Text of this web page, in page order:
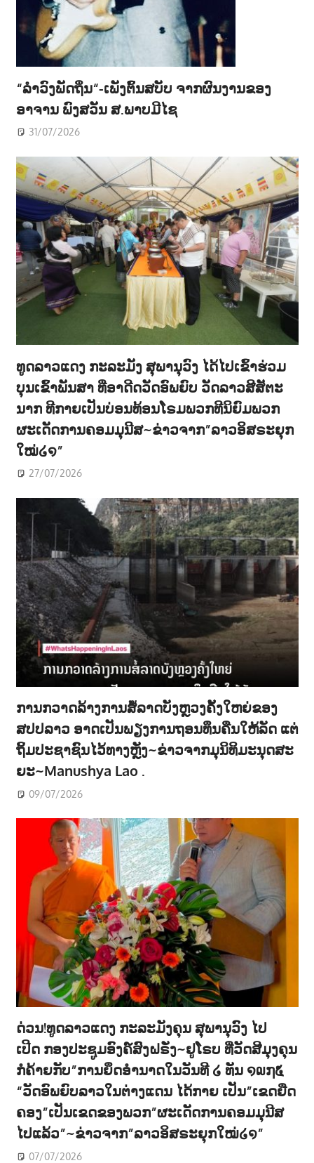
“ລຳວົງພັດຖິ່ນ“-ເພັງຕົ້ນສບັບ ຈາກຜົນງານຂອງ
ອາຈານ ພົງສວັນ ສ.ພາບມີໄຊ
31/07/2026
ທູດລາວແດງ ກະລະມັງ ສຸພານຸວົງ ໄດ້ໄປເຂົ້າຮ່ວມ
ບຸນເຂົ້າພັນສາ ທີ່ອາດີດວັດອົພຍົບ ວັດລາວສີສັຕະ
ນາກ ທີກາຍເປັນບ່ອນທ້ອນໂຣມພວກທີນິຍົມພວກ
ຜະເດັດການຄອມມຸນີສ~ຂ່າວຈາກ”ລາວອິສຣະຍຸກ
ໃໝ່໒໑”
27/07/2026
ການກວາດລ້າງການສໍ້ລາດບັງຫຼວງຄັ້ງໃຫຍ່ຂອງ
ສປປລາວ ອາດເປັນພຽງການຖອນທຶນຄືນໃຫ້ລັດ ແຕ່
ຖິ້ມປະຊາຊົນໄວ້ທາງຫຼັງ~ຂ່າວຈາກມຸນິທິມະນຸດສະ
ຍະ~Manushya Lao .
09/07/2026
ດ່ວນ!ທູດລາວແດງ ກະລະມັງຄຸນ ສຸພານຸວົງ ໄປ
ເປີດ ກອງປະຊູມອົງຄ໌ສົງຝຣັ່ງ~ຢູໂຣບ ທີ່ວັດສີມຸງຄຸນ
ກໍຄ້າຍກັບ”ການຍຶດອຳນາດໃນວັນທີ ໒ ທັນ ໑໙໗໕
“ວັດອົພຍົບລາວໃນຕ່າງແດນ ໄດ້ກາຍ ເປັນ”ເຂດຍືດ
ຄອງ”ເປັນເຂດຂອງພວກ”ຜະເດັດການຄອມມຸນີສ
ໄປແລ້ວ”~ຂ່າວຈາກ”ລາວອິສຣະຍຸກໃໝ່໒໑”
07/07/2026